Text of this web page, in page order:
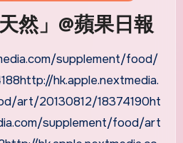
然」@蘋果日報
hk.apple.nextmedia.
art/20130812/18374190ht
supplement/food/art